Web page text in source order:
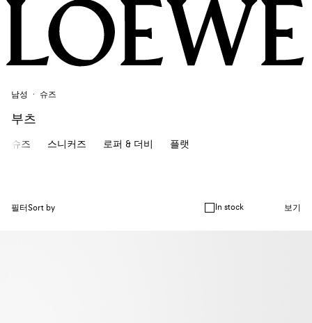
남성 슈즈
부츠
슈즈 스니커즈 로퍼 & 더비 플랫
필터Sort by In stock 보기